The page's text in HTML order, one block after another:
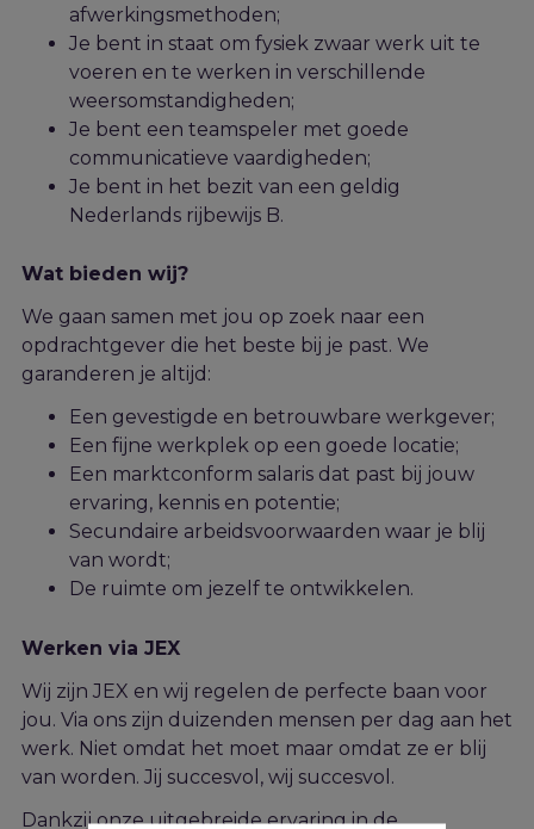
afwerkingsmethoden;
Je bent in staat om fysiek zwaar werk uit te
voeren en te werken in verschillende
weersomstandigheden;
Je bent een teamspeler met goede
communicatieve vaardigheden;
Je bent in het bezit van een geldig
Nederlands rijbewijs B.
Wat bieden wij?
We gaan samen met jou op zoek naar een
opdrachtgever die het beste bij je past. We
garanderen je altijd:
Een gevestigde en betrouwbare werkgever;
Een fijne werkplek op een goede locatie;
Een marktconform salaris dat past bij jouw
ervaring, kennis en potentie;
Secundaire arbeidsvoorwaarden waar je blij
van wordt;
De ruimte om jezelf te ontwikkelen.
Werken via JEX
Wij zijn JEX en wij regelen de perfecte baan voor
jou. Via ons zijn duizenden mensen per dag aan het
werk. Niet omdat het moet maar omdat ze er blij
van worden. Jij succesvol, wij succesvol.
Dankzij onze uitgebreide ervaring in de